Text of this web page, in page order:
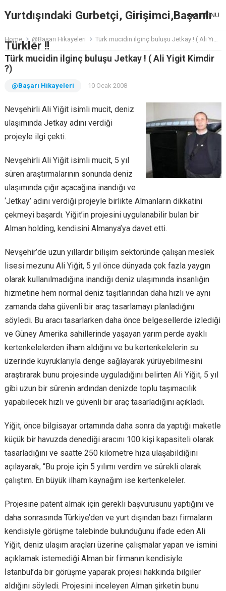
Yurtdışındaki Gurbetçi, Girişimci,Başarılı
Türkler !!
MENU
Home @Başarı Hikayeleri Türk mucidin ilginç buluşu Jetkay ! ( Ali Yigit Kimdir ?)
Türk mucidin ilginç buluşu Jetkay ! ( Ali Yigit Kimdir
?)
@Başarı Hikayeleri 10 Ocak 2008
Nevşehirli Ali Yiğit isimli mucit, deniz
ulaşımında Jetkay adını verdiği
projeyle ilgi çekti.
Nevşehirli Ali Yiğit isimli mucit, 5 yıl
süren araştırmalarının sonunda deniz
ulaşımında çığır açacağına inandığı ve
‘Jetkay’ adını verdiği projeyle birlikte Almanların dikkatini
çekmeyi başardı. Yiğit’in projesini uygulanabilir bulan bir
Alman holding, kendisini Almanya’ya davet etti.
Nevşehir’de uzun yıllardır bilişim sektöründe çalışan meslek
lisesi mezunu Ali Yiğit, 5 yıl önce dünyada çok fazla yaygın
olarak kullanılmadığına inandığı deniz ulaşımında insanlığın
hizmetine hem normal deniz taşıtlarından daha hızlı ve aynı
zamanda daha güvenli bir araç tasarlamayı planladığını
söyledi. Bu aracı tasarlarken daha önce belgesellerde izlediği
ve Güney Amerika sahillerinde yaşayan yarım perde ayaklı
kertenkelelerden ilham aldığını ve bu kertenkelelerin su
üzerinde kuyruklarıyla denge sağlayarak yürüyebilmesini
araştırarak bunu projesinde uyguladığını belirten Ali Yiğit, 5 yıl
gibi uzun bir sürenin ardından denizde toplu taşımacılık
yapabilecek hızlı ve güvenli bir araç tasarladığını açıkladı.
Yiğit, önce bilgisayar ortamında daha sonra da yaptığı maketle
küçük bir havuzda denediği aracını 100 kişi kapasiteli olarak
tasarladığını ve saatte 250 kilometre hıza ulaşabildiğini
açılayarak, “Bu proje için 5 yılımı verdim ve sürekli olarak
çalıştım. En büyük ilham kaynağım ise kertenkeleler.
Projesine patent almak için gerekli başvurusunu yaptığını ve
daha sonrasında Türkiye’den ve yurt dışından bazı firmaların
kendisiyle görüşme talebinde bulunduğunu ifade eden Ali
Yiğit, deniz ulaşım araçları üzerine çalışmalar yapan ve ismini
açıklamak istemediği Alman bir firmanın kendisiyle
İstanbul’da bir görüşme yaparak projesi hakkında bilgiler
aldığını söyledi. Projesini inceleyen Alman şirketin bunu